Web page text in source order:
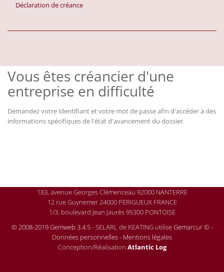
Déclaration de créance
Vous êtes créancier d'une
entreprise en difficulté
Demandez votre identifiant et votre mot de passe afin d'accéder à des
informations spécifiques de l'état d'avancement du dossier.
183, avenue Georges Clémenceau 92000 NANTERRE
12 rue Guynemer 24000 PERIGUEUX FRANCE
1/3, boulevard Jean Jaurès 95300 PONTOISE
© 2008-2019 Gemweb 3.4.5- SELARL de KEATING utiliseGemarcur ©-
Données personnelles- Mentions légales
Conception/Réalisation Atlantic Log